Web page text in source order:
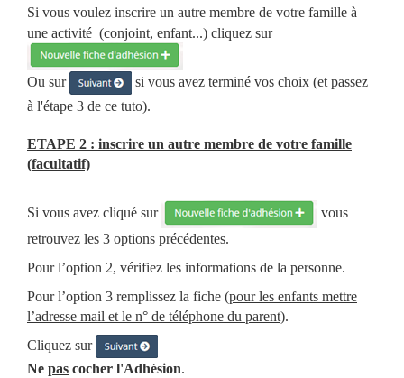
Si vous voulez inscrire un autre membre de votre famille à
une activité (conjoint, enfant...) cliquez sur
Ou sur
si vous avez terminé vos choix (et passez
à l'étape 3 de ce tuto).
ETAPE 2 : inscrire un autre membre de votre famille
(facultatif)
Si vous avez cliqué sur
vous
retrouvez les 3 options précédentes.
Pour l’option 2, vérifiez les informations de la personne.
Pour l’option 3 remplissez la fiche (pour les enfants mettre
l’adresse mail et le n° de téléphone du parent).
Cliquez sur
Ne pas cocher l'Adhésion.